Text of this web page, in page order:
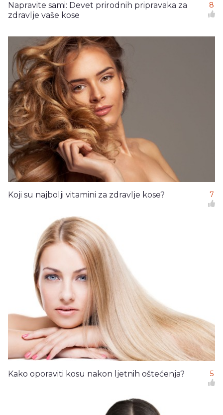
Napravite sami: Devet prirodnih pripravaka za
zdravlje vaše kose
8
Koji su najbolji vitamini za zdravlje kose? 7
Kako oporaviti kosu nakon ljetnih oštećenja? 5